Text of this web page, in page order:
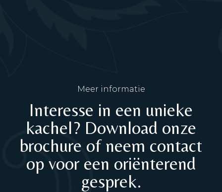
Meer informatie
Interesse in een unieke
kachel? Download onze
brochure of neem contact
op voor een oriënterend
gesprek.